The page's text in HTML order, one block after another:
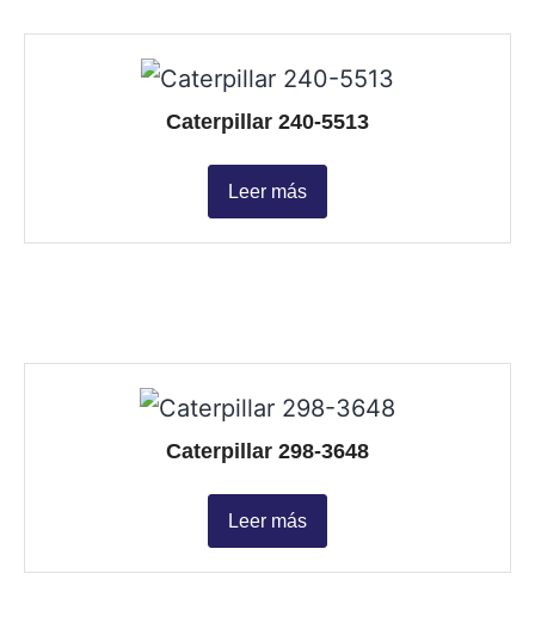
Caterpillar 240-5513
Leer más
Caterpillar 298-3648
Leer más